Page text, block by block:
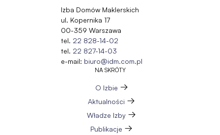
Izba Domów Maklerskich
ul. Kopernika 17
00-359 Warszawa
tel. 22 828-14-02
tel. 22 827-14-03
e-mail: biuro@idm.com.pl
NA SKRÓTY
O Izbie
Aktualności
Władze Izby
Publikacje